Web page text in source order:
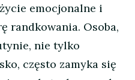
emocjonalne i
randkowania. Osoba,
nie tylko
często zamyka się